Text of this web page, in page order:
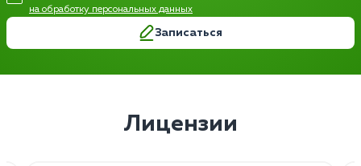
на обработку персональных данных
Записаться
Лицензии